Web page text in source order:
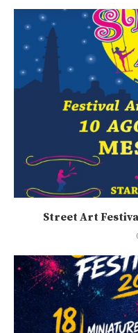
Street Art